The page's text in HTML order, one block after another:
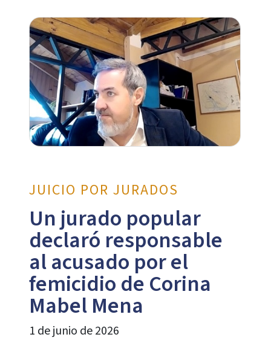
JUICIO POR JURADOS
Un jurado popular
declaró responsable
al acusado por el
femicidio de Corina
Mabel Mena
1 de junio de 2026